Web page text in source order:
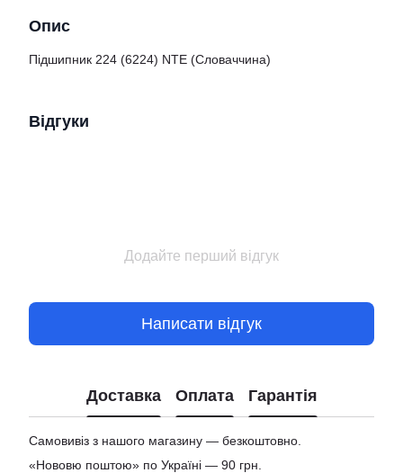
Опис
Підшипник 224 (6224) NTE (Словаччина)
Відгуки
Додайте перший відгук
Написати відгук
Доставка Оплата Гарантія
Самовивіз з нашого магазину — безкоштовно.
«Нововю поштою» по Україні — 90 грн.